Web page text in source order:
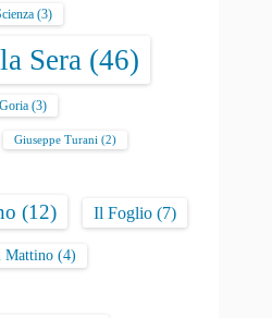
(3)
Sera (46)
(3)
Giuseppe Turani (2)
(12) Il Foglio (7)
Mattino (4)